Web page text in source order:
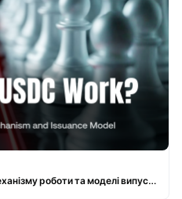
Як функціонує USDC? Огляд механізму роботи та моделі випуску